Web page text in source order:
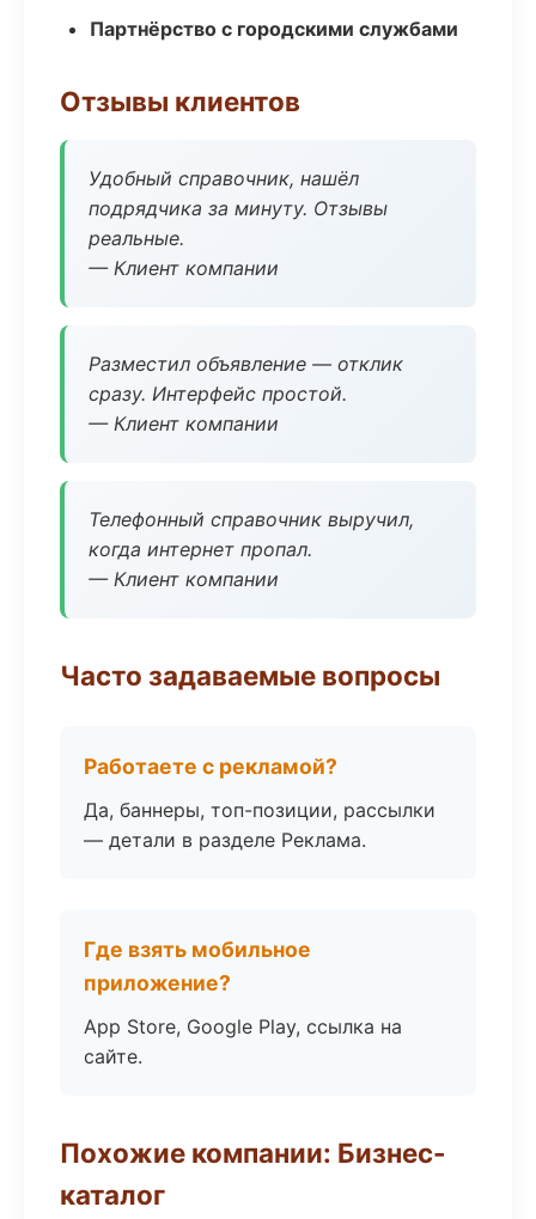
Партнёрство с городскими службами
Отзывы клиентов
Удобный справочник, нашёл
подрядчика за минуту. Отзывы
реальные.
— Клиент компании
Разместил объявление — отклик
сразу. Интерфейс простой.
— Клиент компании
Телефонный справочник выручил,
когда интернет пропал.
— Клиент компании
Часто задаваемые вопросы
Работаете с рекламой?
Да, баннеры, топ-позиции, рассылки
— детали в разделе Реклама.
Где взять мобильное
приложение?
App Store, Google Play, ссылка на
сайте.
Похожие компании: Бизнес-
каталог